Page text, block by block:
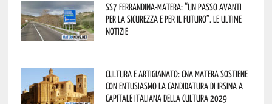
SS7 Ferrandina-Matera: “Un passo avanti
per la sicurezza e per il futuro”. Le ultime
notizie
Cultura e Artigianato: CNA Matera sostiene
con entusiasmo la candidatura di Irsina a
Capitale Italiana della Cultura 2029